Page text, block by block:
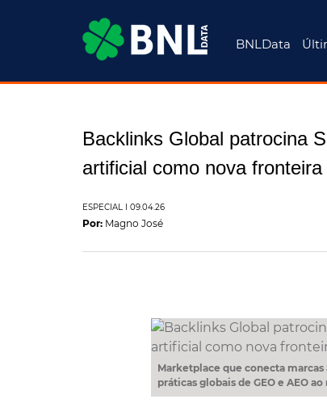
BNLData
Backlinks Global patrocina
artificial como nova
ESPECIAL I 09.04.26
Por: Magno José
Marketplace que conecta
práticas globais de GEO e AEO